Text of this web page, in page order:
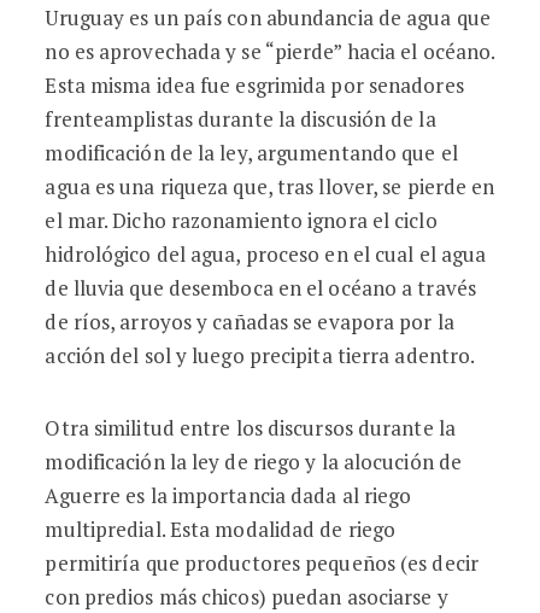
Uruguay es un país con abundancia de agua que
no es aprovechada y se “pierde” hacia el océano.
Esta misma idea fue esgrimida por senadores
frenteamplistas durante la discusión de la
modificación de la ley, argumentando que el
agua es una riqueza que, tras llover, se pierde en
el mar. Dicho razonamiento ignora el ciclo
hidrológico del agua, proceso en el cual el agua
de lluvia que desemboca en el océano a través
de ríos, arroyos y cañadas se evapora por la
acción del sol y luego precipita tierra adentro.
Otra similitud entre los discursos durante la
modificación la ley de riego y la alocución de
Aguerre es la importancia dada al riego
multipredial. Esta modalidad de riego
permitiría que productores pequeños (es decir
con predios más chicos) puedan asociarse y